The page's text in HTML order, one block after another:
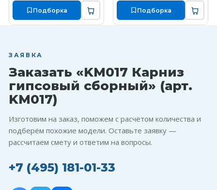
Подборка Подборка
ЗАЯВКА
Заказать «KM017 Карниз
гипсовый сборный» (арт.
KM017)
Изготовим на заказ, поможем с расчётом количества и
подберём похожие модели. Оставьте заявку —
рассчитаем смету и ответим на вопросы.
+7 (495) 181-01-33